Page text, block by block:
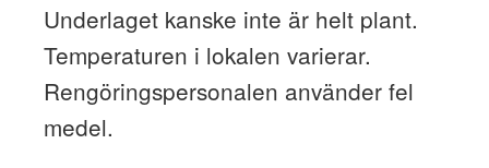
Underlaget kanske inte är helt plant.
Temperaturen i lokalen varierar.
Rengöringspersonalen använder fel
medel.